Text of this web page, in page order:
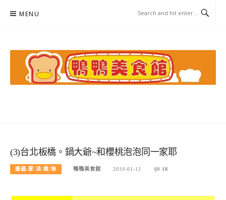
MENU
(3)台北板橋。鍋大爺~和櫻桃泡泡同一家耶
邊疆:蒙/滇/藏/陝 鴨鴨美食館 2010-01-12 18